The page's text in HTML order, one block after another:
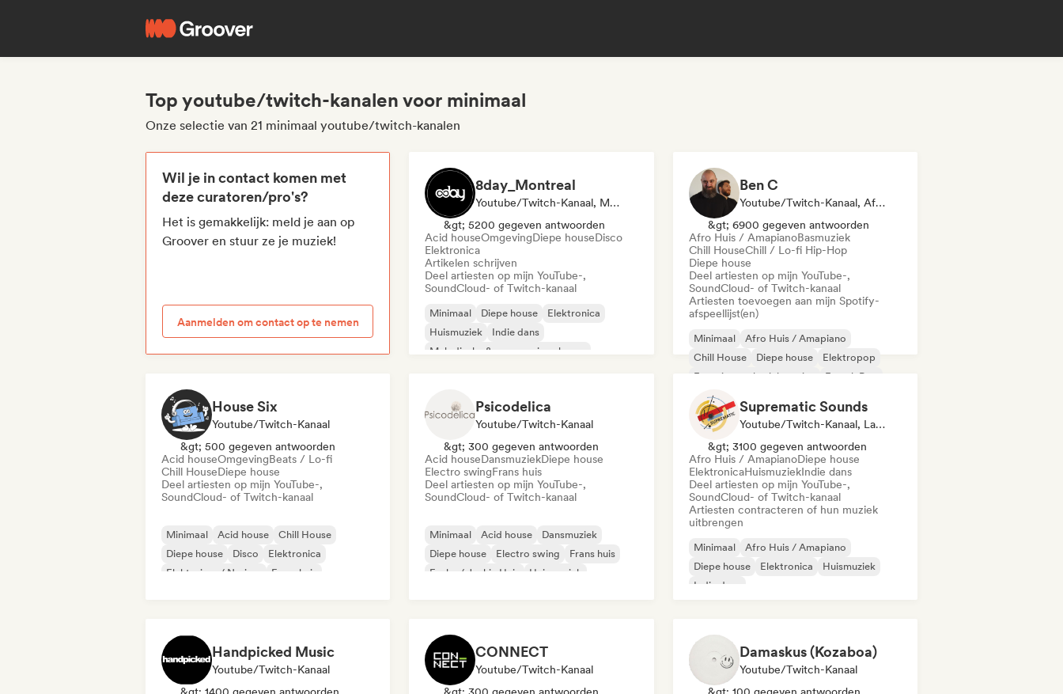
Top youtube/twitch-kanalen voor minimaal
Onze selectie van 21 minimaal youtube/twitch-kanalen
Wil je in contact komen met
deze curatoren/pro's?
Het is gemakkelijk: meld je aan op
Groover en stuur ze je muziek!
Aanmelden om contact op te nemen
8day_Montreal
Youtube/Twitch-Kanaal, Media Outlet/Journalist
&gt; 5200 gegeven antwoorden
Acid houseOmgevingDiepe houseDisco
Elektronica
Artikelen schrijven
Deel artiesten op mijn YouTube-,
SoundCloud- of Twitch-kanaal
Minimaal Diepe house
Elektronica
Huismuziek
Indie dans
Melodische & progressieve house
Ben C
Youtube/Twitch-Kanaal, Afspeellijst Curator
&gt; 6900 gegeven antwoorden
Afro Huis / AmapianoBasmuziek
Chill HouseChill / Lo-fi Hip-Hop
Diepe house
Deel artiesten op mijn YouTube-,
SoundCloud- of Twitch-kanaal
Artiesten toevoegen aan mijn Spotify-
afspeellijst(en)
Minimaal
Afro Huis / Amapiano
Chill House
Diepe house
Elektropop
Experimentele elektronica
French Pop
Toekomstig huis
House Six
Youtube/Twitch-Kanaal
&gt; 500 gegeven antwoorden
Acid houseOmgevingBeats / Lo-fi
Chill HouseDiepe house
Deel artiesten op mijn YouTube-,
SoundCloud- of Twitch-kanaal
Minimaal Acid house
Chill House
Diepe house
Disco
Elektronica
Elektrojazz / Nu-jazz
Frans huis
Psicodelica
Youtube/Twitch-Kanaal
&gt; 300 gegeven antwoorden
Acid houseDansmuziekDiepe house
Electro swingFrans huis
Deel artiesten op mijn YouTube-,
SoundCloud- of Twitch-kanaal
Minimaal Acid house
Dansmuziek
Diepe house
Electro swing
Frans huis
Funky / Jackin Huis
Huismuziek
Suprematic Sounds
Youtube/Twitch-Kanaal, Label
&gt; 3100 gegeven antwoorden
Afro Huis / AmapianoDiepe house
ElektronicaHuismuziekIndie dans
Deel artiesten op mijn YouTube-,
SoundCloud- of Twitch-kanaal
Artiesten contracteren of hun muziek
uitbrengen
Minimaal
Afro Huis / Amapiano
Diepe house
Elektronica
Huismuziek
Indie dans
Handpicked Music
Youtube/Twitch-Kanaal
CONNECT
Youtube/Twitch-Kanaal
Damaskus (Kozaboa)
Youtube/Twitch-Kanaal